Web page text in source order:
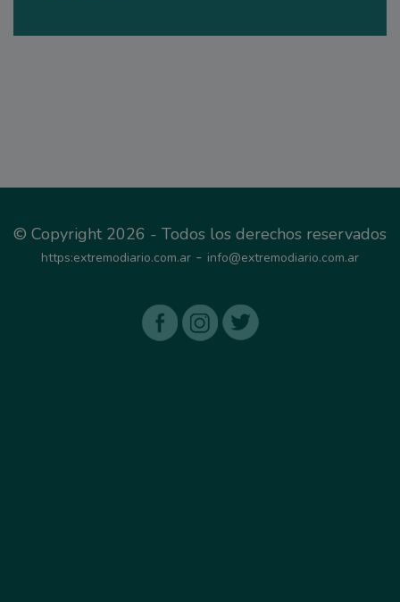
© Copyright 2026 - Todos los derechos reservados
https:extremodiario.com.ar - info@extremodiario.com.ar